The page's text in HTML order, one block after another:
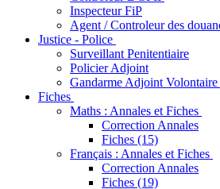
Inspecteur FiP
Agent / Controleur des
Justice - Police
Surveillant Penitentiaire
Policier Adjoint
Gandarme Adjoint
Fiches
Maths : Annales et Fiches
Correction Annales
Fiches (15)
Français : Annales et Fiches
Correction Annales
Fiches (19)